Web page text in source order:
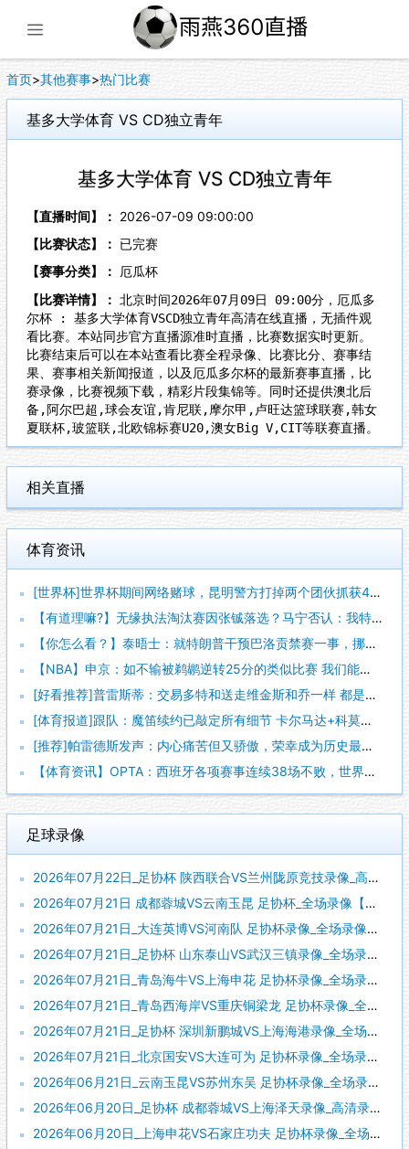
首页>其他赛事>热门比赛
基多大学体育 VS CD独立青年
基多大学体育 VS CD独立青年
【直播时间】： 2026-07-09 09:00:00
【比赛状态】：
已完赛
【赛事分类】： 厄瓜杯
【比赛详情】： 北京时间2026年07月09日 09:00分，厄瓜多
尔杯 : 基多大学体育VSCD独立青年高清在线直播，无插件观
看比赛。本站同步官方直播源准时直播，比赛数据实时更新。
比赛结束后可以在本站查看比赛全程录像、比赛比分、赛事结
果、赛事相关新闻报道，以及厄瓜多尔杯的最新赛事直播，比
赛录像，比赛视频下载，精彩片段集锦等。同时还提供澳北后
备,阿尔巴超,球会友谊,肯尼联,摩尔甲,卢旺达篮球联赛,韩女
夏联杯,玻篮联,北欧锦标赛U20,澳女Big V,CIT等联赛直播。
相关直播
体育资讯
[世界杯]世界杯期间网络赌球，昆明警方打掉两个团伙抓获42人
【有道理嘛?】无缘执法淘汰赛因张铖落选？马宁否认：我特别清楚
【你怎么看？】泰晤士：就特朗普干预巴洛贡禁赛一事，挪威足协准
【NBA】申京：如不输被鹈鹕逆转25分的类似比赛 我们能拿下
[好看推荐]普雷斯蒂：交易多特和送走维金斯和乔一样 都是出于
[体育报道]跟队：魔笛续约已敲定所有细节 卡尔马达+科莫托也
[推荐]帕雷德斯发声：内心痛苦但又骄傲，荣幸成为历史最佳阿根
【体育资讯】OPTA：西班牙各项赛事连续38场不败，世界杯夺
足球录像
2026年07月22日_足协杯 陕西联合VS兰州陇原竞技录像_高清录像【全场回放】
2026年07月21日 成都蓉城VS云南玉昆 足协杯_全场录像【全场回放】
2026年07月21日_大连英博VS河南队 足协杯录像_全场录像【全场回放】
2026年07月21日_足协杯 山东泰山VS武汉三镇录像_全场录像【全场回放】
2026年07月21日_青岛海牛VS上海申花 足协杯录像_全场录像【高清回放】
2026年07月21日_青岛西海岸VS重庆铜梁龙 足协杯录像_全场录像【全场回放】
2026年07月21日_足协杯 深圳新鹏城VS上海海港录像_全场录像【视频集锦】
2026年07月21日_北京国安VS大连可为 足协杯录像_全场录像【全场回放】
2026年06月21日_云南玉昆VS苏州东吴 足协杯录像_全场录像【视频集锦】
2026年06月20日_足协杯 成都蓉城VS上海泽天录像_高清录像【全场回放】
2026年06月20日_上海申花VS石家庄功夫 足协杯录像_全场录像【全场回放】